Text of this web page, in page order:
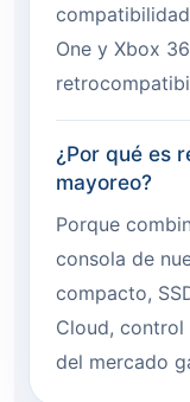
One y Xbox
¿Por qué es
mayoreo?
Porque
consola de
compacto,
Cloud,
del mercado